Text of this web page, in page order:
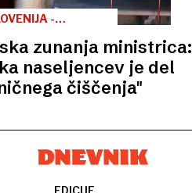
-
zunanja ministrica:
naseljencev je del
čiščenja"
EDICIJE